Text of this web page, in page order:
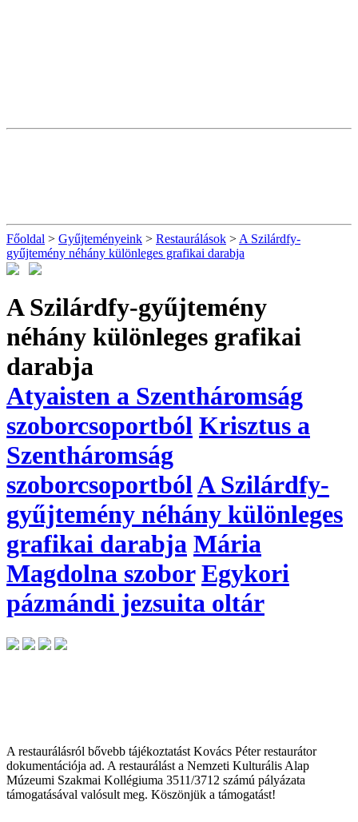
Főoldal > Gyűjteményeink > Restaurálások > A Szilárdfy-
gyűjtemény néhány különleges grafikai darabja
A Szilárdfy-gyűjtemény
néhány különleges grafikai
darabja
Atyaisten a Szentháromság
szoborcsoportból Krisztus a
Szentháromság
szoborcsoportbólA Szilárdfy-
gyűjtemény néhány különleges
grafikai darabja Mária
Magdolna szobor Egykori
pázmándi jezsuita oltár
A restaurálásról bővebb tájékoztatást Kovács Péter restaurátor
dokumentációja ad. A restaurálást a Nemzeti Kulturális Alap
Múzeumi Szakmai Kollégiuma 3511/3712 számú pályázata
támogatásával valósult meg. Köszönjük a támogatást!